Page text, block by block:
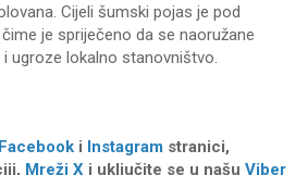
Cijeli šumski pojas je pod
je spriječeno da se naoružane
ugroze lokalno stanovništvo.
Facebook i Instagram stranici,
Mreži X i uključite se u našu Viber